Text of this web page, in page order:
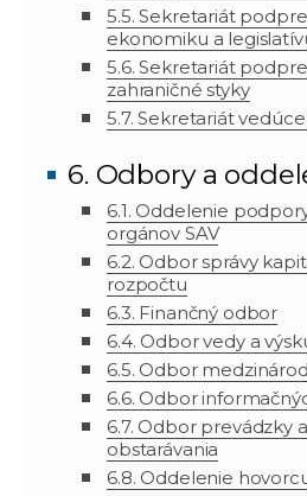
5.5. Sekretariát
ekonomiku a
5.6. Sekretariát
zahraničné styky
5.7. Sekretariát
6. Odbory a
6.1. Oddelenie
orgánov SAV
6.2. Odbor správy
rozpočtu
6.3. Finančný odbor
6.4. Odbor vedy a
6.5. Odbor
6.6. Odbor
6.7. Odbor prevádzky
obstarávania
6.8. Oddelenie